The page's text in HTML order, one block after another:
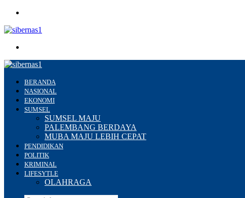
BERANDA
NASIONAL
EKONOMI
SUMSEL
SUMSEL MAJU
PALEMBANG BERDAYA
MUBA MAJU LEBIH CEPAT
PENDIDIKAN
POLITIK
KRIMINAL
LIFESYTLE
OLAHRAGA